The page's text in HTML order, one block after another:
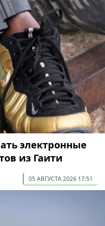
электронные
из Гаити
05 АВГУСТА 2026 17:51